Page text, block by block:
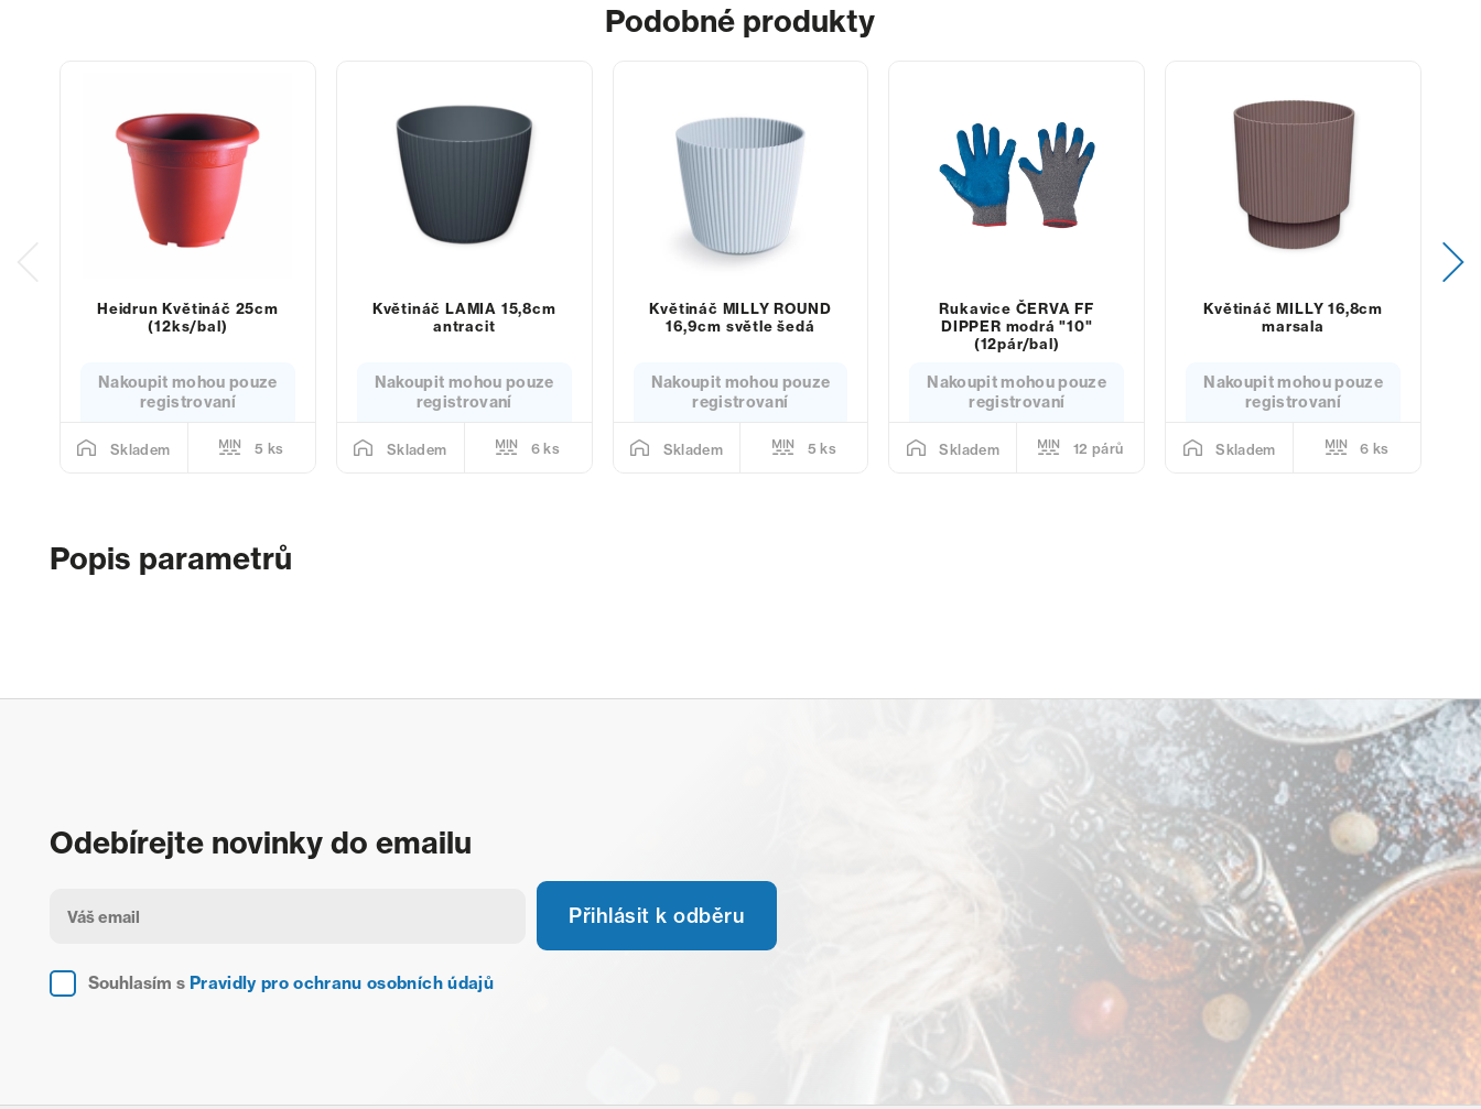
Podobné produkty
Heidrun Květináč 25cm
(12ks/bal)
Nakoupit mohou pouze
registrovaní
Skladem 5 ks
Květináč LAMIA 15,8cm
antracit
Nakoupit mohou pouze
registrovaní
Skladem 6 ks
Květináč MILLY ROUND
16,9cm světle šedá
Nakoupit mohou pouze
registrovaní
Skladem 5 ks
Rukavice ČERVA FF
DIPPER modrá "10"
(12pár/bal)
Nakoupit mohou pouze
registrovaní
Skladem 12 párů
Květináč MILLY 16,8cm
marsala
Nakoupit mohou pouze
registrovaní
Skladem 6 ks
Popis parametrů
Odebírejte novinky do emailu
Souhlasím s Pravidly pro ochranu osobních údajů
Přihlásit k odběru